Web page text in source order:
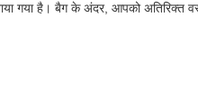
गया है। बैग के अंदर, आपको अतिरिक्त